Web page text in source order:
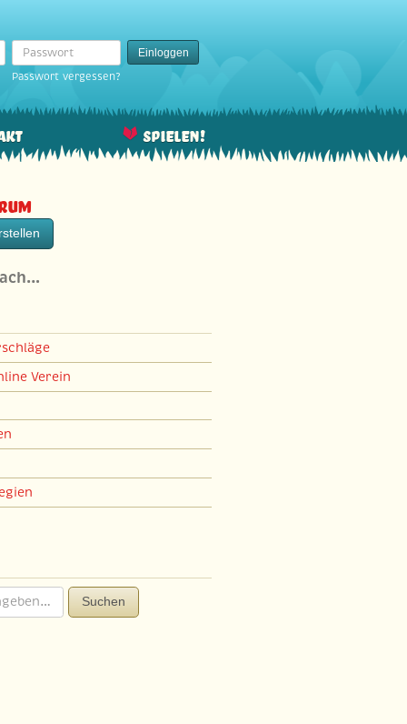
Passwort
Einloggen
Passwort vergessen?
Spielen!
Verein
Suchen